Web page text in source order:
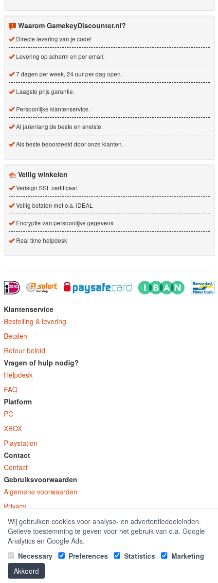
Waarom GamekeyDiscounter.nl?
Directe levering van je code!
Levering op scherm en per email.
7 dagen per week, 24 uur per dag open.
Laagste prijs garantie.
Persoonlijke klantenservice.
Al jarenlang de beste en snelste.
Als beste beoordeeld door onze klanten.
Veilig winkelen
Verisign SSL certificaat
Veilig betalen met o.a. iDEAL
Encryptie van persoonlijke gegevens
Real time helpdesk
Klantenservice
Bestelling & levering
Betalen
Retour beleid
Vragen of hulp nodig?
Helpdesk
FAQ
Platform
PC
XBOX
Playstation
Contact
Contact
Gebruiksvoorwaarden
Algemene voorwaarden
Privacy
© E-Keys B.V. 2026
GamekeyDiscounter.nl is onderdeel van E-Keys B.V. geregistreerd onder kamer
van koophandel nummer 150771.
Wij gebruiken cookies voor analyse- en advertentiedoeleinden.
Gelieve toestemming te geven voor het gebruik van o.a. Google
Analytics en Google Ads.
Necessary
Preferences Statistics
Marketing
Akkoord